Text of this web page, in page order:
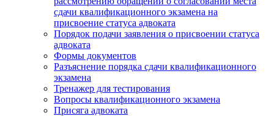
сдачи квалификационного экзамена на
присвоение статуса адвоката
Порядок подачи заявления о присвоении статуса
адвоката
Формы документов
Разъяснение порядка сдачи квалификационного
экзамена
Тренажер для тестирования
Вопросы квалификационного экзамена
Присяга адвоката